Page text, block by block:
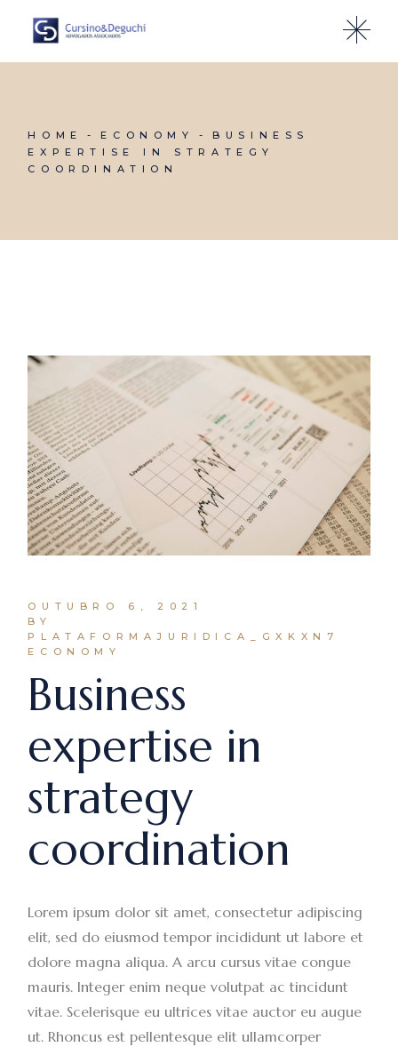
HOME ECONOMY
BUSINESS
EXPERTISE IN STRATEGY
COORDINATION
OUTUBRO 6, 2021
BY
PLATAFORMAJURIDICA_GXKXN7
ECONOMY
Business
expertise in
strategy
coordination
Lorem ipsum dolor sit amet, consectetur adipiscing
elit, sed do eiusmod tempor incididunt ut labore et
dolore magna aliqua. A arcu cursus vitae congue
mauris. Integer enim neque volutpat ac tincidunt
vitae. Scelerisque eu ultrices vitae auctor eu augue
ut. Rhoncus est pellentesque elit ullamcorper